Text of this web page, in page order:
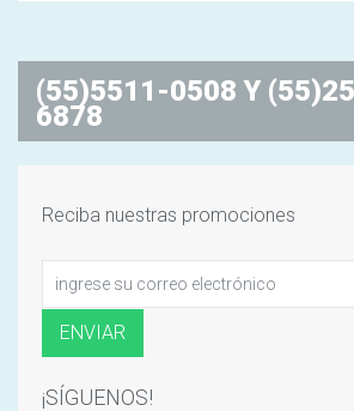
(55)5511-0508 Y
6878
Reciba nuestras promociones
¡SÍGUENOS!